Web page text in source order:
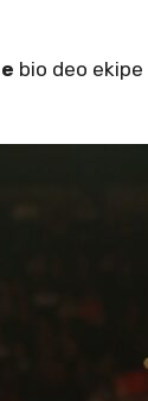
bio deo ekipe